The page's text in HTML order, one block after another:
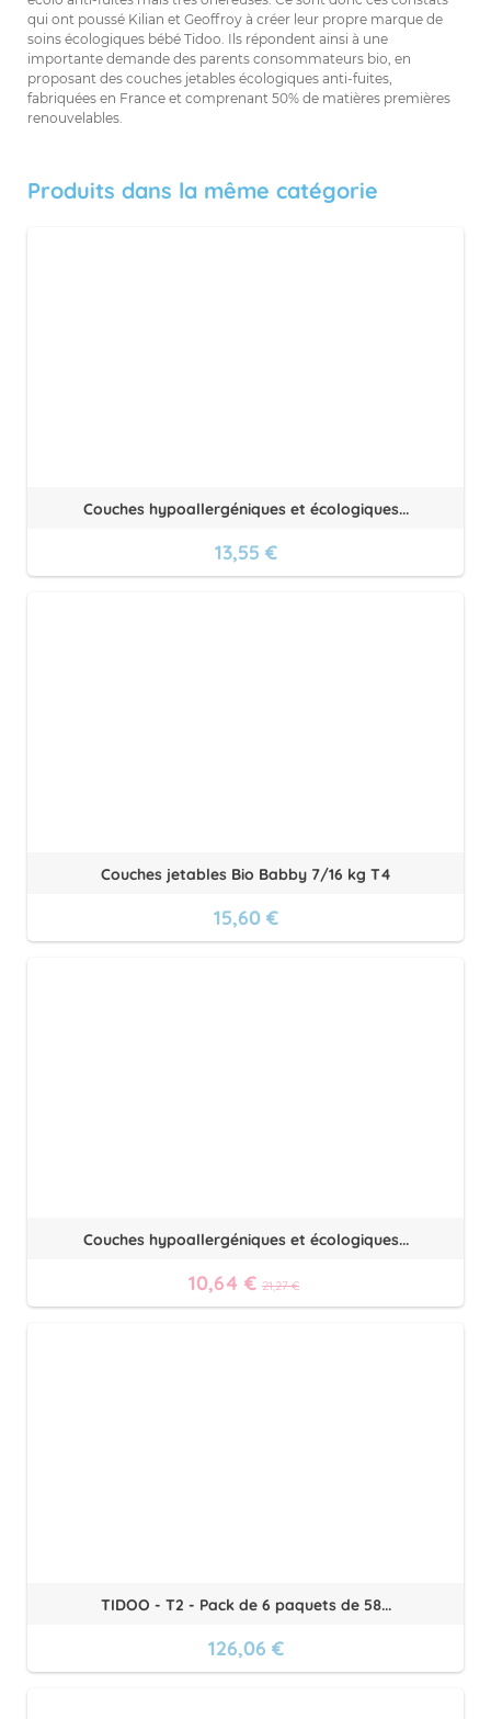
qui ont poussé Kilian et Geoffroy à créer leur propre marque de
soins écologiques bébé Tidoo. Ils répondent ainsi à une
importante demande des parents consommateurs bio, en
proposant des couches jetables écologiques anti-fuites,
fabriquées en France et comprenant 50% de matières premières
renouvelables.
Produits dans la même catégorie
Couches hypoallergéniques et écologiques...
13,55 €
Couches jetables Bio Babby 7/16 kg T4
15,60 €
Couches hypoallergéniques et écologiques...
10,64 € 21,27 €
TIDOO - T2 - Pack de 6 paquets de 58...
126,06 €